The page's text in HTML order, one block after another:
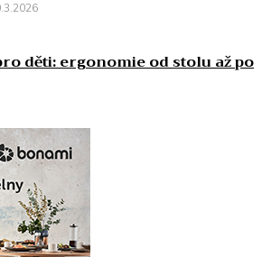
děti: ergonomie od stolu až po